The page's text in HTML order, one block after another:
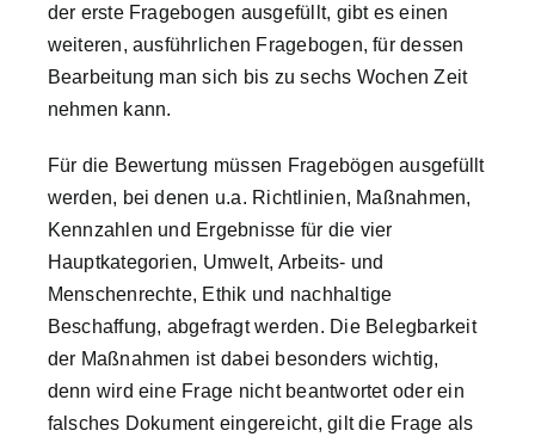
der erste Fragebogen ausgefüllt, gibt es einen
weiteren, ausführlichen Fragebogen, für dessen
Bearbeitung man sich bis zu sechs Wochen Zeit
nehmen kann.
Für die Bewertung müssen Fragebögen ausgefüllt
werden, bei denen u.a. Richtlinien, Maßnahmen,
Kennzahlen und Ergebnisse für die vier
Hauptkategorien, Umwelt, Arbeits- und
Menschenrechte, Ethik und nachhaltige
Beschaffung, abgefragt werden. Die Belegbarkeit
der Maßnahmen ist dabei besonders wichtig,
denn wird eine Frage nicht beantwortet oder ein
falsches Dokument eingereicht, gilt die Frage als